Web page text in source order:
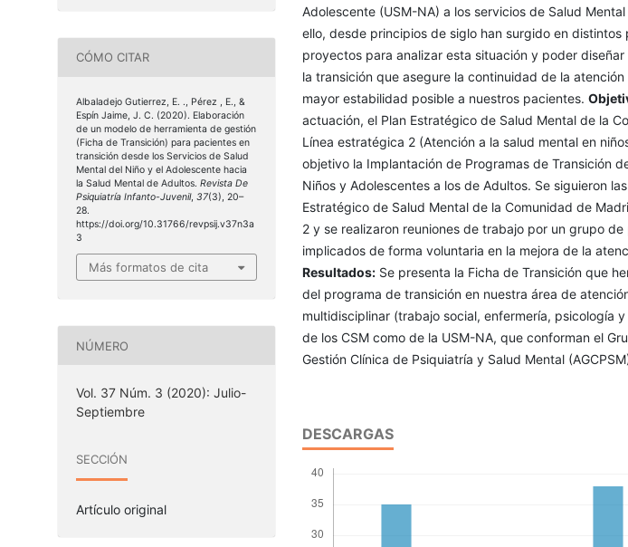
CÓMO CITAR
Albaladejo Gutierrez, E. ., Pérez , E., &
Espín Jaime, J. C. (2020). Elaboración
de un modelo de herramienta de gestión
(Ficha de Transición) para pacientes en
transición desde los Servicios de Salud
Mental del Niño y el Adolescente hacia
la Salud Mental de Adultos. Revista De
Psiquiatría Infanto-Juvenil, 37(3), 20–
28.
https://doi.org/10.31766/revpsij.v37n3a
3
Más formatos de cita
NÚMERO
Vol. 37 Núm. 3 (2020): Julio-
Septiembre
SECCIÓN
Artículo original
Adolescente (USM-NA) a los servicios de Salud
ello, desde principios de siglo han surgido en distintos
proyectos para analizar esta situación y poder
la transición que asegure la continuidad de la
mayor estabilidad posible a nuestros pacientes.
actuación, el Plan Estratégico de Salud Mental de la
Línea estratégica 2 (Atención a la salud mental en
objetivo la Implantación de Programas de Transición
Niños y Adolescentes a los de Adultos. Se siguieron
Estratégico de Salud Mental de la Comunidad de
2 y se realizaron reuniones de trabajo por un grupo
implicados de forma voluntaria en la mejora de la
Resultados:Se presenta la Ficha de Transición que
del programa de transición en nuestra área de
multidisciplinar (trabajo social, enfermería, psicología
de los CSM como de la USM-NA, que conforman el
Gestión Clínica de Psiquiatría y Salud Mental
DESCARGAS